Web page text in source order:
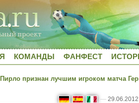
КОМАНДЫ ФАНФЕСТ
Пирло признан лучшим игроком матча
—